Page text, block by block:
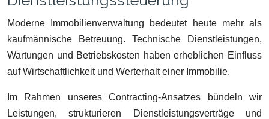
Moderne Immobilienverwaltung bedeutet heute mehr als
kaufmännische Betreuung. Technische Dienstleistungen,
Wartungen und Betriebskosten haben erheblichen Einfluss
auf Wirtschaftlichkeit und Werterhalt einer Immobilie.
Im Rahmen unseres Contracting-Ansatzes bündeln wir
Leistungen, strukturieren Dienstleistungsverträge und